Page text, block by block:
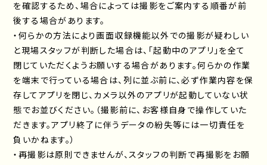
を確認するため、場合によっては撮影をご案内する順番が前
後する場合があります。
・何らかの方法により画面収録機能以外での撮影が疑わしい
と現場スタッフが判断した場合は、「起動中のアプリ」を全て
閉じていただくようお願いする場合があります。何らかの作業
を端末で行っている場合は、列に並ぶ前に、必ず作業内容を保
存してアプリを閉じ、カメラ以外のアプリが起動していない状
態でお並びください。（撮影前に、お客様自身で操作していた
だきます。アプリ終了に伴うデータの紛失等には一切責任を
負いかねます。）
・再撮影は原則できませんが、スタッフの判断で再撮影をお願